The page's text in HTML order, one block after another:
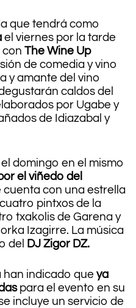
que tendrá como
el viernes por la tarde
con The Wine Up
de comedia y vino
y amante del vino
caldos del
por Ugabe y
de Idiazabal y
domingo en el mismo
el viñedo del
cuenta con una estrella
pintxos de la
txakolis de Garena y
Izagirre. La música
del DJ Zigor DZ.
han indicado que ya
para el evento en su
incluye un servicio de